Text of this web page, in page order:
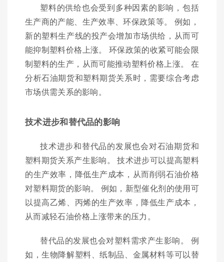
塑料的供给也会受到多种因素的影响，包括
生产商的产能、生产效率、环保政策等。 例如，
新的塑料生产线的投产会增加市场供给，从而可
能抑制塑料价格上涨。 环保政策的收紧可能会限
制塑料的生产，从而可能推动塑料价格上涨。 在
分析石油期货和塑料期货关系时，需要综合考虑
市场供需关系的影响。
技术进步和替代品的影响
技术进步和替代品的发展也会对石油期货和
塑料期货关系产生影响。 技术进步可以提高塑料
的生产效率，降低生产成本，从而削弱石油价格
对塑料期货的影响。 例如，新型催化剂的使用可
以提高乙烯、丙烯的生产效率，降低生产成本，
从而减轻石油价格上涨带来的压力。
替代品的发展也会对塑料需求产生影响。 例
如，生物降解塑料、纸制品、金属材料等可以替